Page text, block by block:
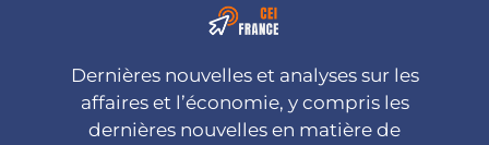
Dernières nouvelles et analyses sur les
affaires et l’économie, y compris les
dernières nouvelles en matière de